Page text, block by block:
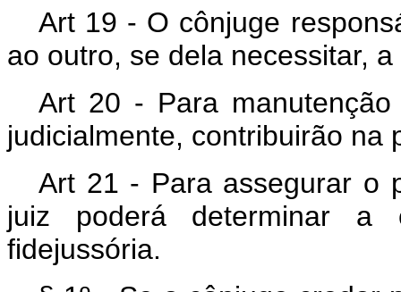
Art 19 - O cônjuge
ao outro, se dela necessitar,
Art 20 - Para
judicialmente, contribuirão na
Art 21 - Para assegurar o
juiz poderá determinar a
fidejussória.